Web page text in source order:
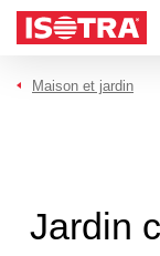
Passer au contenu
Maison et jardin
Jardin